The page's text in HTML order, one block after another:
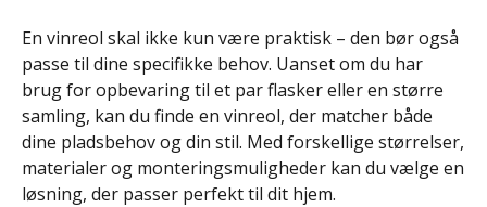
En vinreol skal ikke kun være praktisk – den bør også
passe til dine specifikke behov. Uanset om du har
brug for opbevaring til et par flasker eller en større
samling, kan du finde en vinreol, der matcher både
dine pladsbehov og din stil. Med forskellige størrelser,
materialer og monteringsmuligheder kan du vælge en
løsning, der passer perfekt til dit hjem.